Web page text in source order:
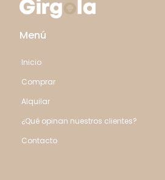
Menú
Inicio
Comprar
Alquilar
¿Qué opinan nuestros clientes?
Contacto